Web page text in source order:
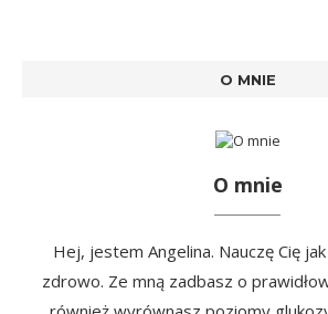
O MNIE
O mnie
Hej, jestem Angelina. Nauczę Cię
zdrowo. Ze mną zadbasz o